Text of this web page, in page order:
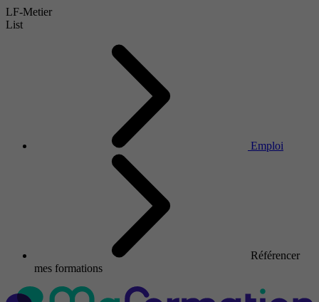
LF-Metier
List
Emploi
Référencer
mes formations